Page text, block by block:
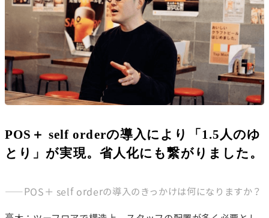
POS＋ self orderの導入により「1.5人のゆ
とり」が実現。省人化にも繋がりました。
――POS＋ self orderの導入のきっかけは何になりますか？